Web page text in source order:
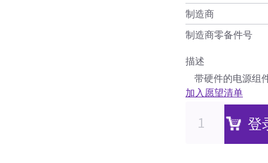
制造商
制造商零备件号
描述
带硬件的电源组
加入愿望清单
登